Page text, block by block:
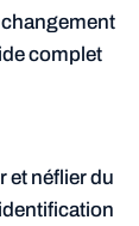
complet
et néflier du